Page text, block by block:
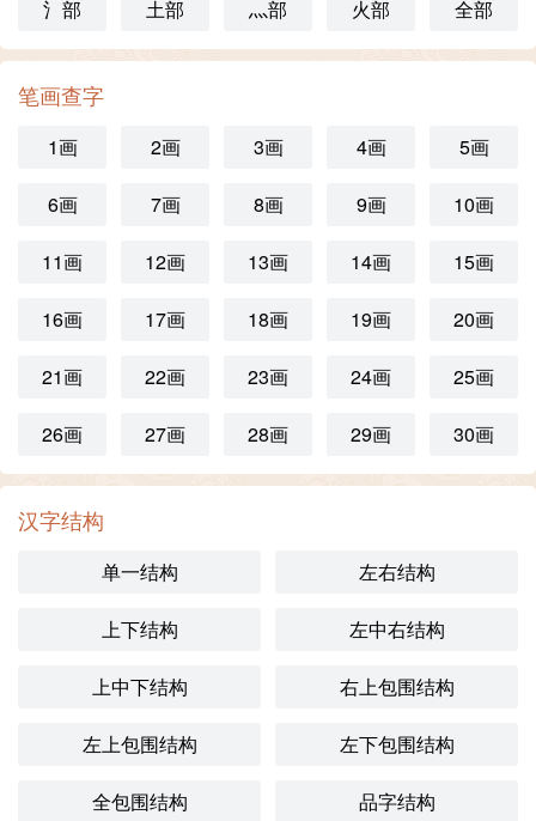
氵部 土部 灬部 火部 全部
笔画查字
1画 2画 3画 4画 5画
6画 7画 8画 9画 10画
11画 12画 13画 14画 15画
16画 17画 18画 19画 20画
21画 22画 23画 24画 25画
26画 27画 28画 29画 30画
汉字结构
单一结构 左右结构
上下结构 左中右结构
上中下结构 右上包围结构
左上包围结构 左下包围结构
全包围结构 品字结构